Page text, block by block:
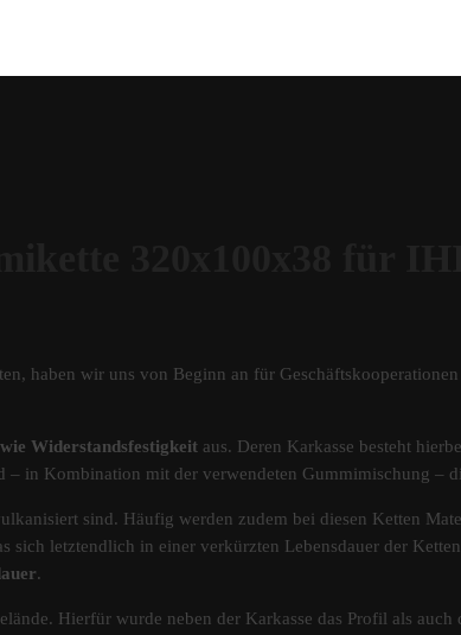
haben wir uns von Beginn an für
Widerstandsfestigkeit aus. Deren Karkasse besteht
– in Kombination mit der verwendeten Gummimischung –
sind. Häufig werden zudem bei diesen Ketten
letztendlich in einer verkürzten Lebensdauer der
.
Hierfür wurde neben der Karkasse das Profil als